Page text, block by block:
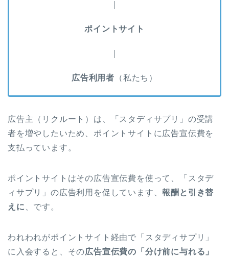
ポイントサイト
広告利用者 （私たち）
広告主（リクルート）は、「スタディサプリ」の受講
者を増やしたいため、ポイントサイトに広告宣伝費を
支払っています。
ポイントサイトはその広告宣伝費を使って、「スタデ
ィサプリ」の広告利用を促しています、報酬と引き替
えに 、です。
われわれがポイントサイト経由で「スタディサプリ」
に入会すると、その広告宣伝費の「分け前に与れる」